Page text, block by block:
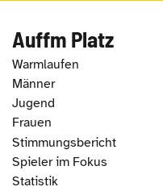
Auffm Platz
Warmlaufen
Männer
Jugend
Frauen
Stimmungsbericht
Spieler im Fokus
Statistik